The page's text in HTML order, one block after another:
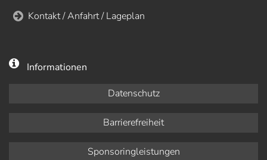
Kontakt / Anfahrt / Lageplan
Informationen
Datenschutz
Barrierefreiheit
Sponsoringleistungen